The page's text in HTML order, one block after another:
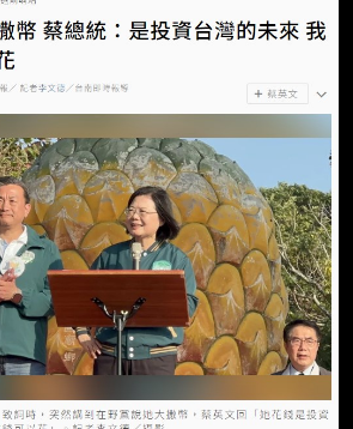
卦？ -- 非洲一堆窮國家也還能運
成那樣嗎？ 另案討論沒差 但不加
因不就更小了嗎？ 其中一個因素
，連最後的福利也不給 那不是更
了快十年了 公務員報考人數連年
實不就證明砍退休金對公務體系沒